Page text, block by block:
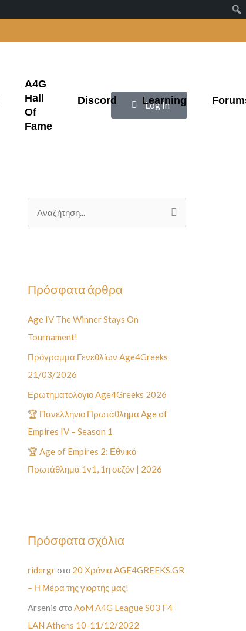
A4G
Hall
Of
Fame
Discord Learning
| Log In
ή
η
σ
η
γ
ι
α
:
Πρόσφατα άρθρα
Age IV The Winner Stays On
Tournament!
Πρόγραμμα Γενεθλίων Age4Greeks
21/03/2026
Ερωτηματολόγιο Age4Greeks 2026
🏆 Πανελλήνιο Πρωτάθλημα Age of
Empires IV – Season 1
🏆 Age of Empires 2: Εθνικό
Πρωτάθλημα 1v1, 1η σεζόν | 2026
Πρόσφατα σχόλια
ridergrστο 20 Χρόνια AGE4GREEKS.GR
– Η Μέρα της γιορτής μας!
Arsenis στοAoM A4G League S03 F4
LAN Athens 10-11/12/2022